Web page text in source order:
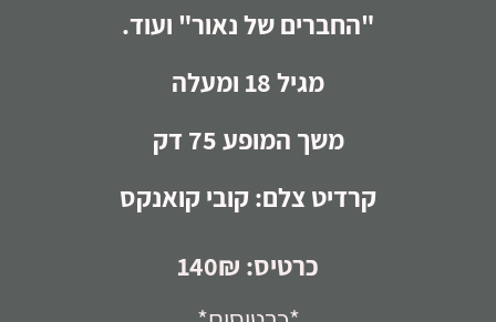
"החברים של נאור" ועוד.
מגיל 18 ומעלה
משך המופע 75 דק
קרדיט צלם: קובי קואנקס
כרטיס: 140₪